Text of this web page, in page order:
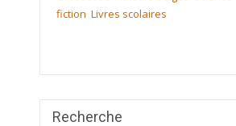
fiction Livres scolaires
Recherche